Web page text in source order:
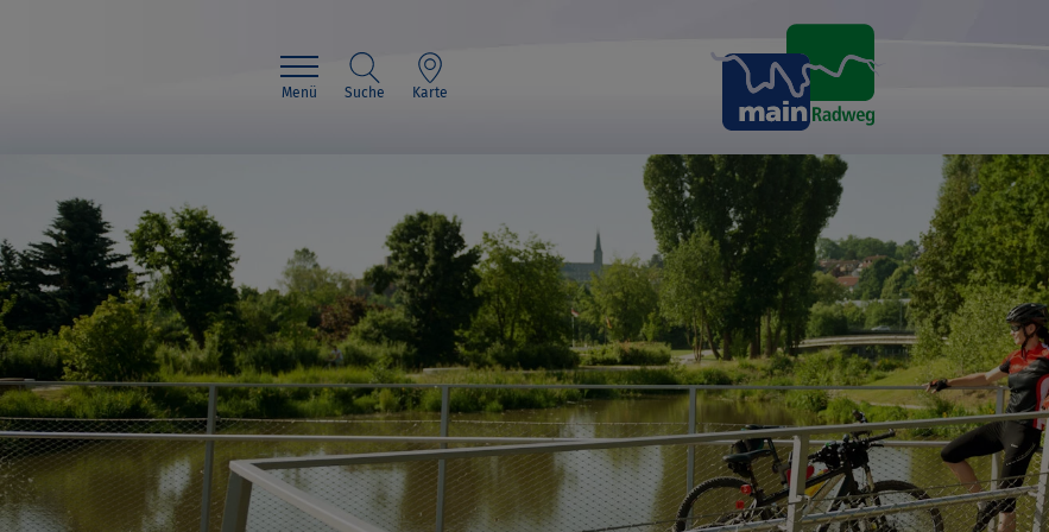
Menü Suche Karte